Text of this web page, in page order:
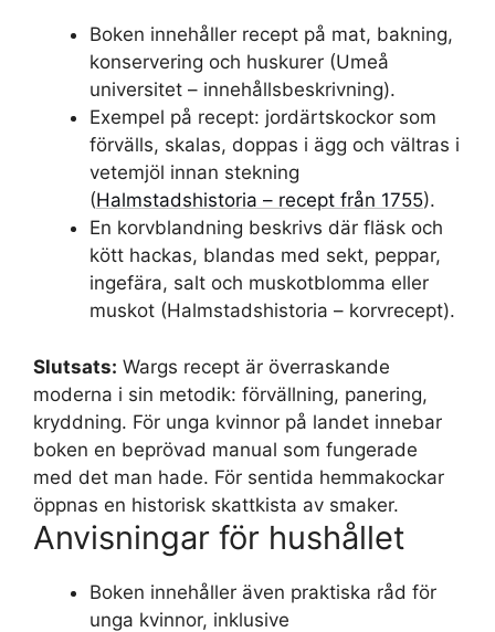
Boken innehåller recept på mat, bakning,
konservering och huskurer (Umeå
universitet – innehållsbeskrivning).
Exempel på recept: jordärtskockor som
förvälls, skalas, doppas i ägg och vältras i
vetemjöl innan stekning
(Halmstadshistoria – recept från 1755).
En korvblandning beskrivs där fläsk och
kött hackas, blandas med sekt, peppar,
ingefära, salt och muskotblomma eller
muskot (Halmstadshistoria – korvrecept).
Slutsats: Wargs recept är överraskande
moderna i sin metodik: förvällning, panering,
kryddning. För unga kvinnor på landet innebar
boken en beprövad manual som fungerade
med det man hade. För sentida hemmakockar
öppnas en historisk skattkista av smaker.
Anvisningar för hushållet
Boken innehåller även praktiska råd för
unga kvinnor, inklusive